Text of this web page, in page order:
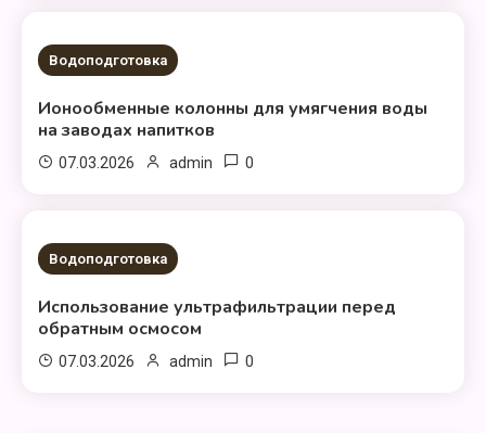
1 МИНУТА ЧТЕНИЕ
Водоподготовка
Ионообменные колонны для умягчения воды
на заводах напитков
07.03.2026 admin 0
1 МИНУТА ЧТЕНИЕ
Водоподготовка
Использование ультрафильтрации перед
обратным осмосом
07.03.2026 admin 0